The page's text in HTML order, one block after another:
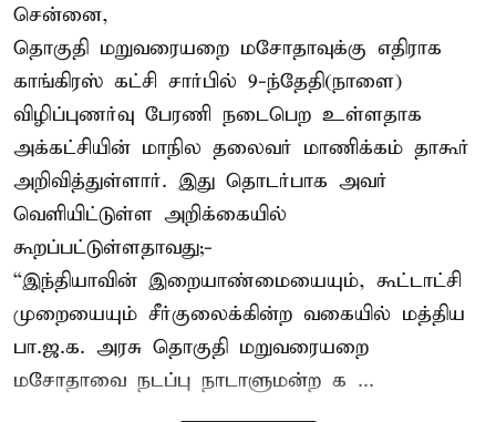
சென்னை,
தொகுதி மறுவரையறை மசோதாவுக்கு எதிராக
காங்கிரஸ் கட்சி சார்பில் 9-ந்தேதி(நாளை)
விழிப்புணர்வு பேரணி நடைபெற உள்ளதாக
அக்கட்சியின் மாநில தலைவர் மாணிக்கம் தாகூர்
அறிவித்துள்ளார். இது தொடர்பாக அவர்
வெளியிட்டுள்ள அறிக்கையில்
கூறப்பட்டுள்ளதாவது;-
“இந்தியாவின் இறையாண்மையையும், கூட்டாட்சி
முறையையும் சீர்குலைக்கின்ற வகையில் மத்திய
பா.ஜ.க. அரசு தொகுதி மறுவரையறை
மசோதாவை நடப்பு நாடாளுமன்ற க ...